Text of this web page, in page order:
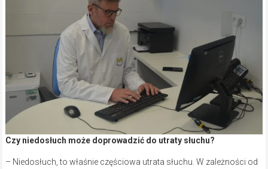
Czy niedosłuch może doprowadzić do utraty słuchu?
– Niedosłuch, to właśnie częściowa utrata słuchu. W zależności od